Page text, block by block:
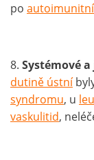
po
8. Systémové
dutině ústní
syndromu, u
vaskulitid,